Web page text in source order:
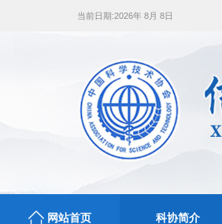
当前日期:2026年 8月 8日
网站首页 科协简介